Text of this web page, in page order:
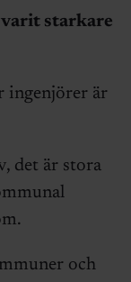
starkare
ingenjörer är
det är stora
och